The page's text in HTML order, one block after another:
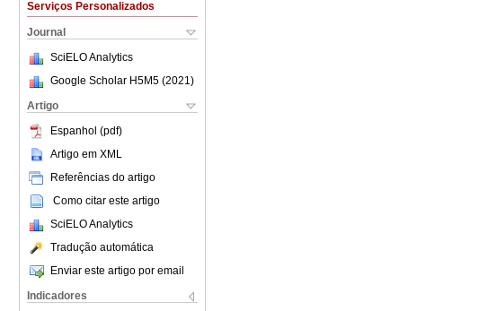
Serviços Personalizados
Journal
SciELO Analytics
Google Scholar H5M5 (2021 )
Artigo
Espanhol (pdf)
Artigo em XML
Referências do artigo
Como citar este artigo
SciELO Analytics
Tradução automática
Enviar este artigo por email
Indicadores